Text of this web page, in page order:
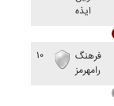
ايذه
۱۰
فرهنگ
رامهرمز